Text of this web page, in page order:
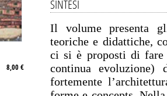
8,00 €
SINTESI
Il volume presenta
teoriche e didattiche,
ci si è proposti di fare
continua evoluzione)
fortemente